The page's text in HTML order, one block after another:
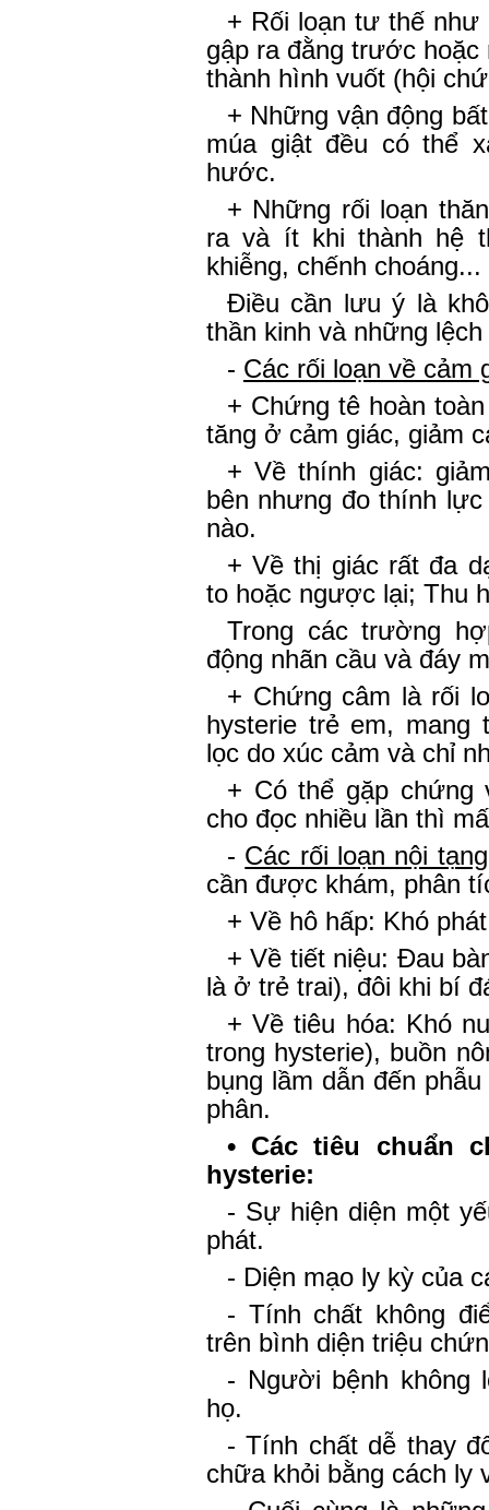
+ Rối loạn tư thế
gập ra đằng trước hoặc
thành hình vuốt (hội
+ Những vận động
múa giật đều có thể
hước.
+ Những rối loạn
ra và ít khi thành hệ
khiễng, chếnh choáng...
Điều cần lưu ý là
thần kinh và những
- Các rối loạn về cảm
+ Chứng tê hoàn
tăng ở cảm giác, giảm
+ Về thính giác:
bên nhưng đo thính
nào.
+ Về thị giác rất đa
to hoặc ngược lại; Thu
Trong các trường
động nhãn cầu và đáy
+ Chứng câm là rối
hysterie trẻ em, mang
lọc do xúc cảm và chỉ
+ Có thể gặp chứng
cho đọc nhiều lần thì
- Các rối loạn nội tạng
cần được khám, phân
+ Về hô hấp: Khó
+ Về tiết niệu: Đau
là ở trẻ trai), đôi khi bí
+ Về tiêu hóa: Khó
trong hysterie), buồn
bụng lầm dẫn đến
phân.
• Các tiêu chuẩn
hysterie:
- Sự hiện diện một
phát.
- Diện mạo ly kỳ của
- Tính chất không
trên bình diện triệu
- Người bệnh không
họ.
- Tính chất dễ thay
chữa khỏi bằng cách ly